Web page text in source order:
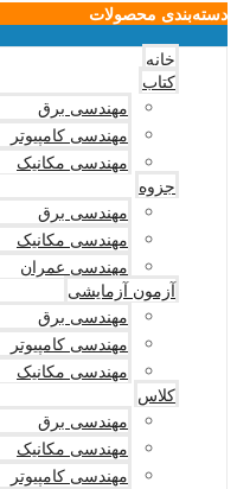
دسته‌بندی محصولات
خانه
کتاب
مهندسی برق
مهندسی کامپیوتر
مهندسی مکانیک
جزوه
مهندسی برق
مهندسی مکانیک
مهندسی عمران
آزمون آزمایشی
مهندسی برق
مهندسی کامپیوتر
مهندسی مکانیک
کلاس
مهندسی برق
مهندسی مکانیک
مهندسی کامپیوتر